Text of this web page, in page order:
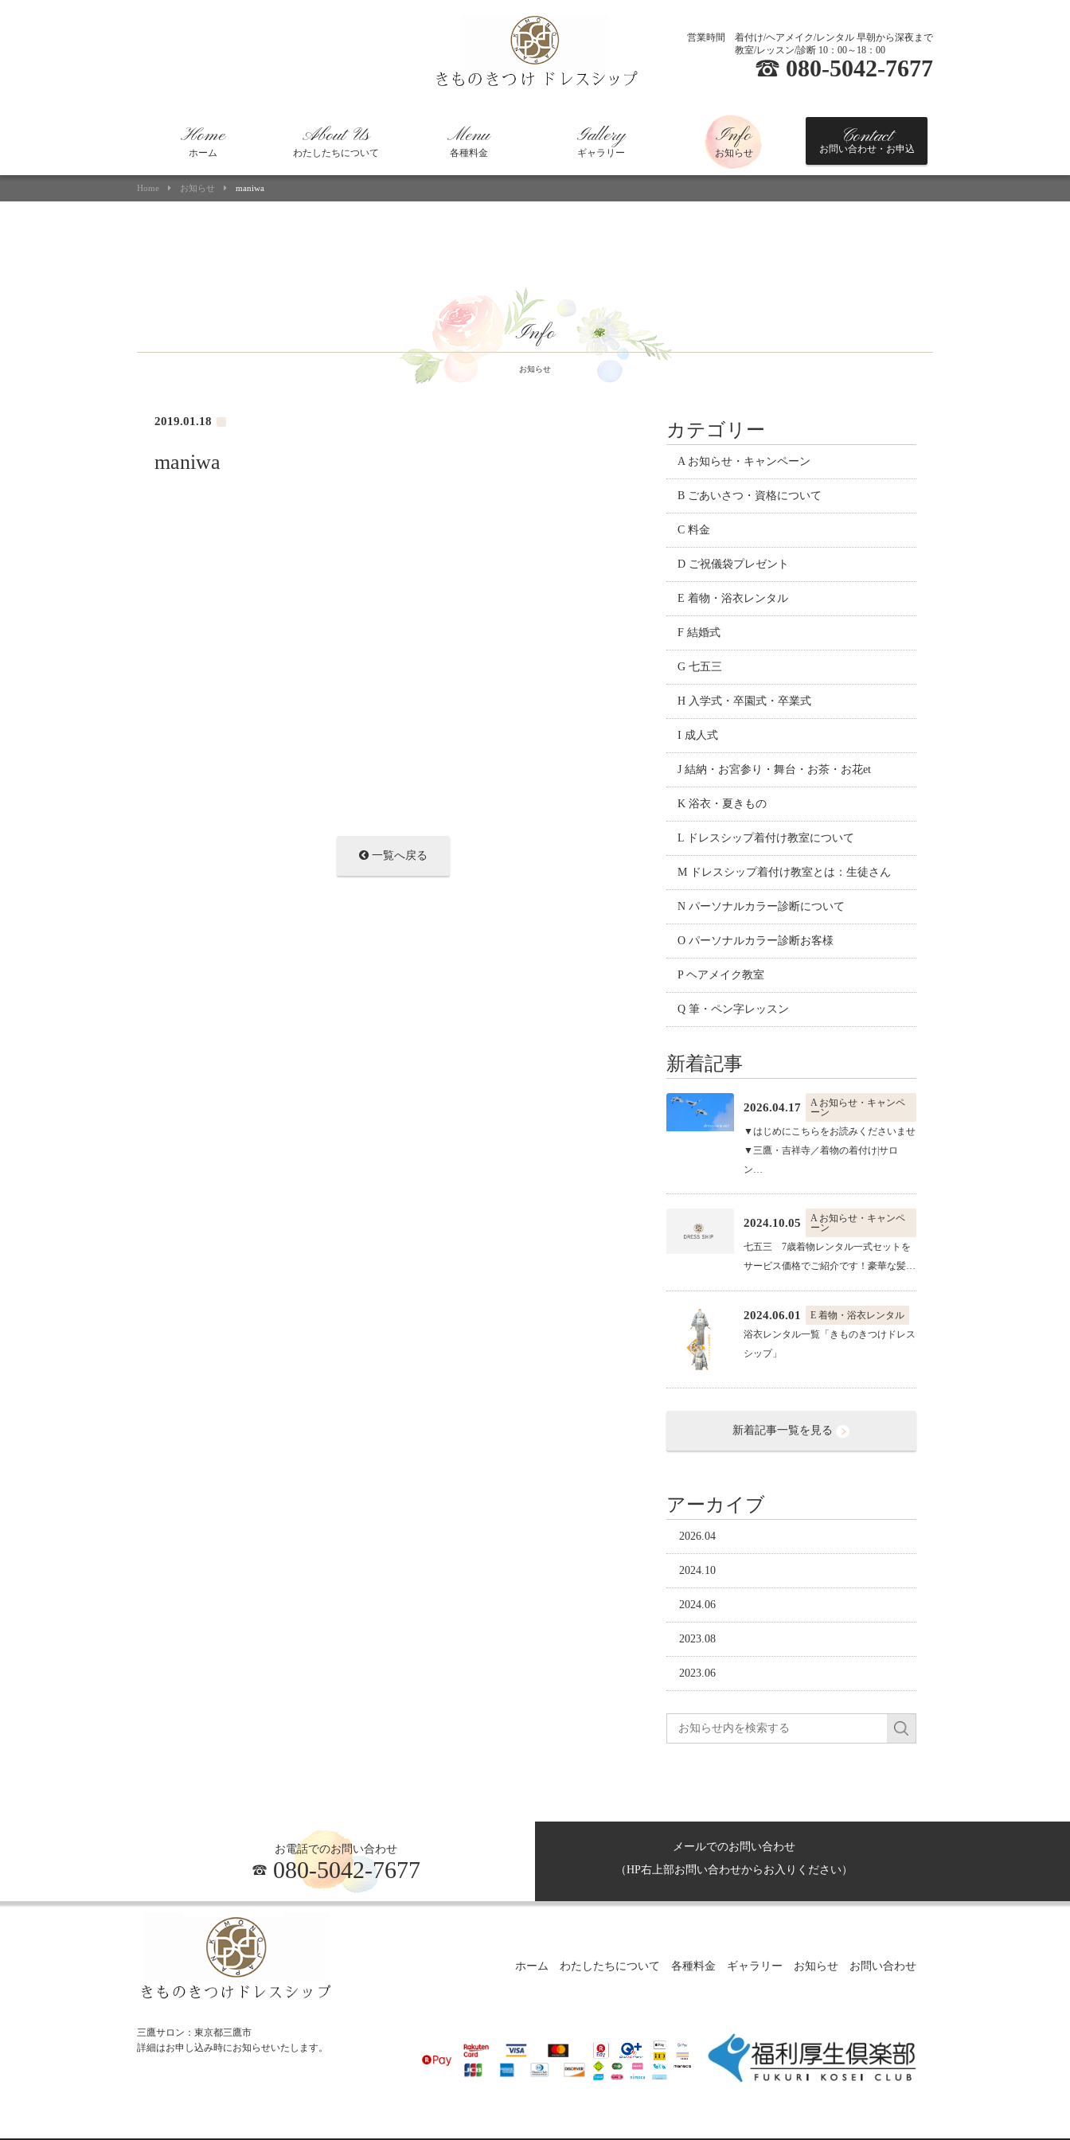
営業時間 着付け/ヘアメイク/レンタル 早朝から深夜まで
教室/レッスン/診断 10：00～18：00
080-5042-7677
Home
ホーム
About Us
わたしたちについて
Menu
各種料金
Gallery
ギャラリー
Info
お知らせ
Contact
お問い合わせ・お申込
Home お知らせ maniwa
Info
お知らせ
2019.01.18
maniwa
一覧へ戻る
カテゴリー
A お知らせ・キャンペーン
B ごあいさつ・資格について
C 料金
D ご祝儀袋プレゼント
E 着物・浴衣レンタル
F 結婚式
G 七五三
H 入学式・卒園式・卒業式
I 成人式
J 結納・お宮参り・舞台・お茶・お花et
K 浴衣・夏きもの
L ドレスシップ着付け教室について
M ドレスシップ着付け教室とは：生徒さん
N パーソナルカラー診断について
O パーソナルカラー診断お客様
P ヘアメイク教室
Q 筆・ペン字レッスン
新着記事
2026.04.17
A お知らせ・キャンペ
ーン
▼はじめにこちらをお読みくださいませ
▼三鷹・吉祥寺／着物の着付け|サロ
ン…
2024.10.05
A お知らせ・キャンペ
ーン
七五三 7歳着物レンタル一式セットを
サービス価格でご紹介です！豪華な髪…
2024.06.01
E 着物・浴衣レンタル
浴衣レンタル一覧「きものきつけドレス
シップ」
新着記事一覧を見る
アーカイブ
2026.04
2024.10
2024.06
2023.08
2023.06
お電話でのお問い合わせ
080-5042-7677
メールでのお問い合わせ
（HP右上部お問い合わせからお入りください）
ホーム わたしたちについて 各種料金 ギャラリー お知らせ お問い合わせ
三鷹サロン：東京都三鷹市
詳細はお申し込み時にお知らせいたします。